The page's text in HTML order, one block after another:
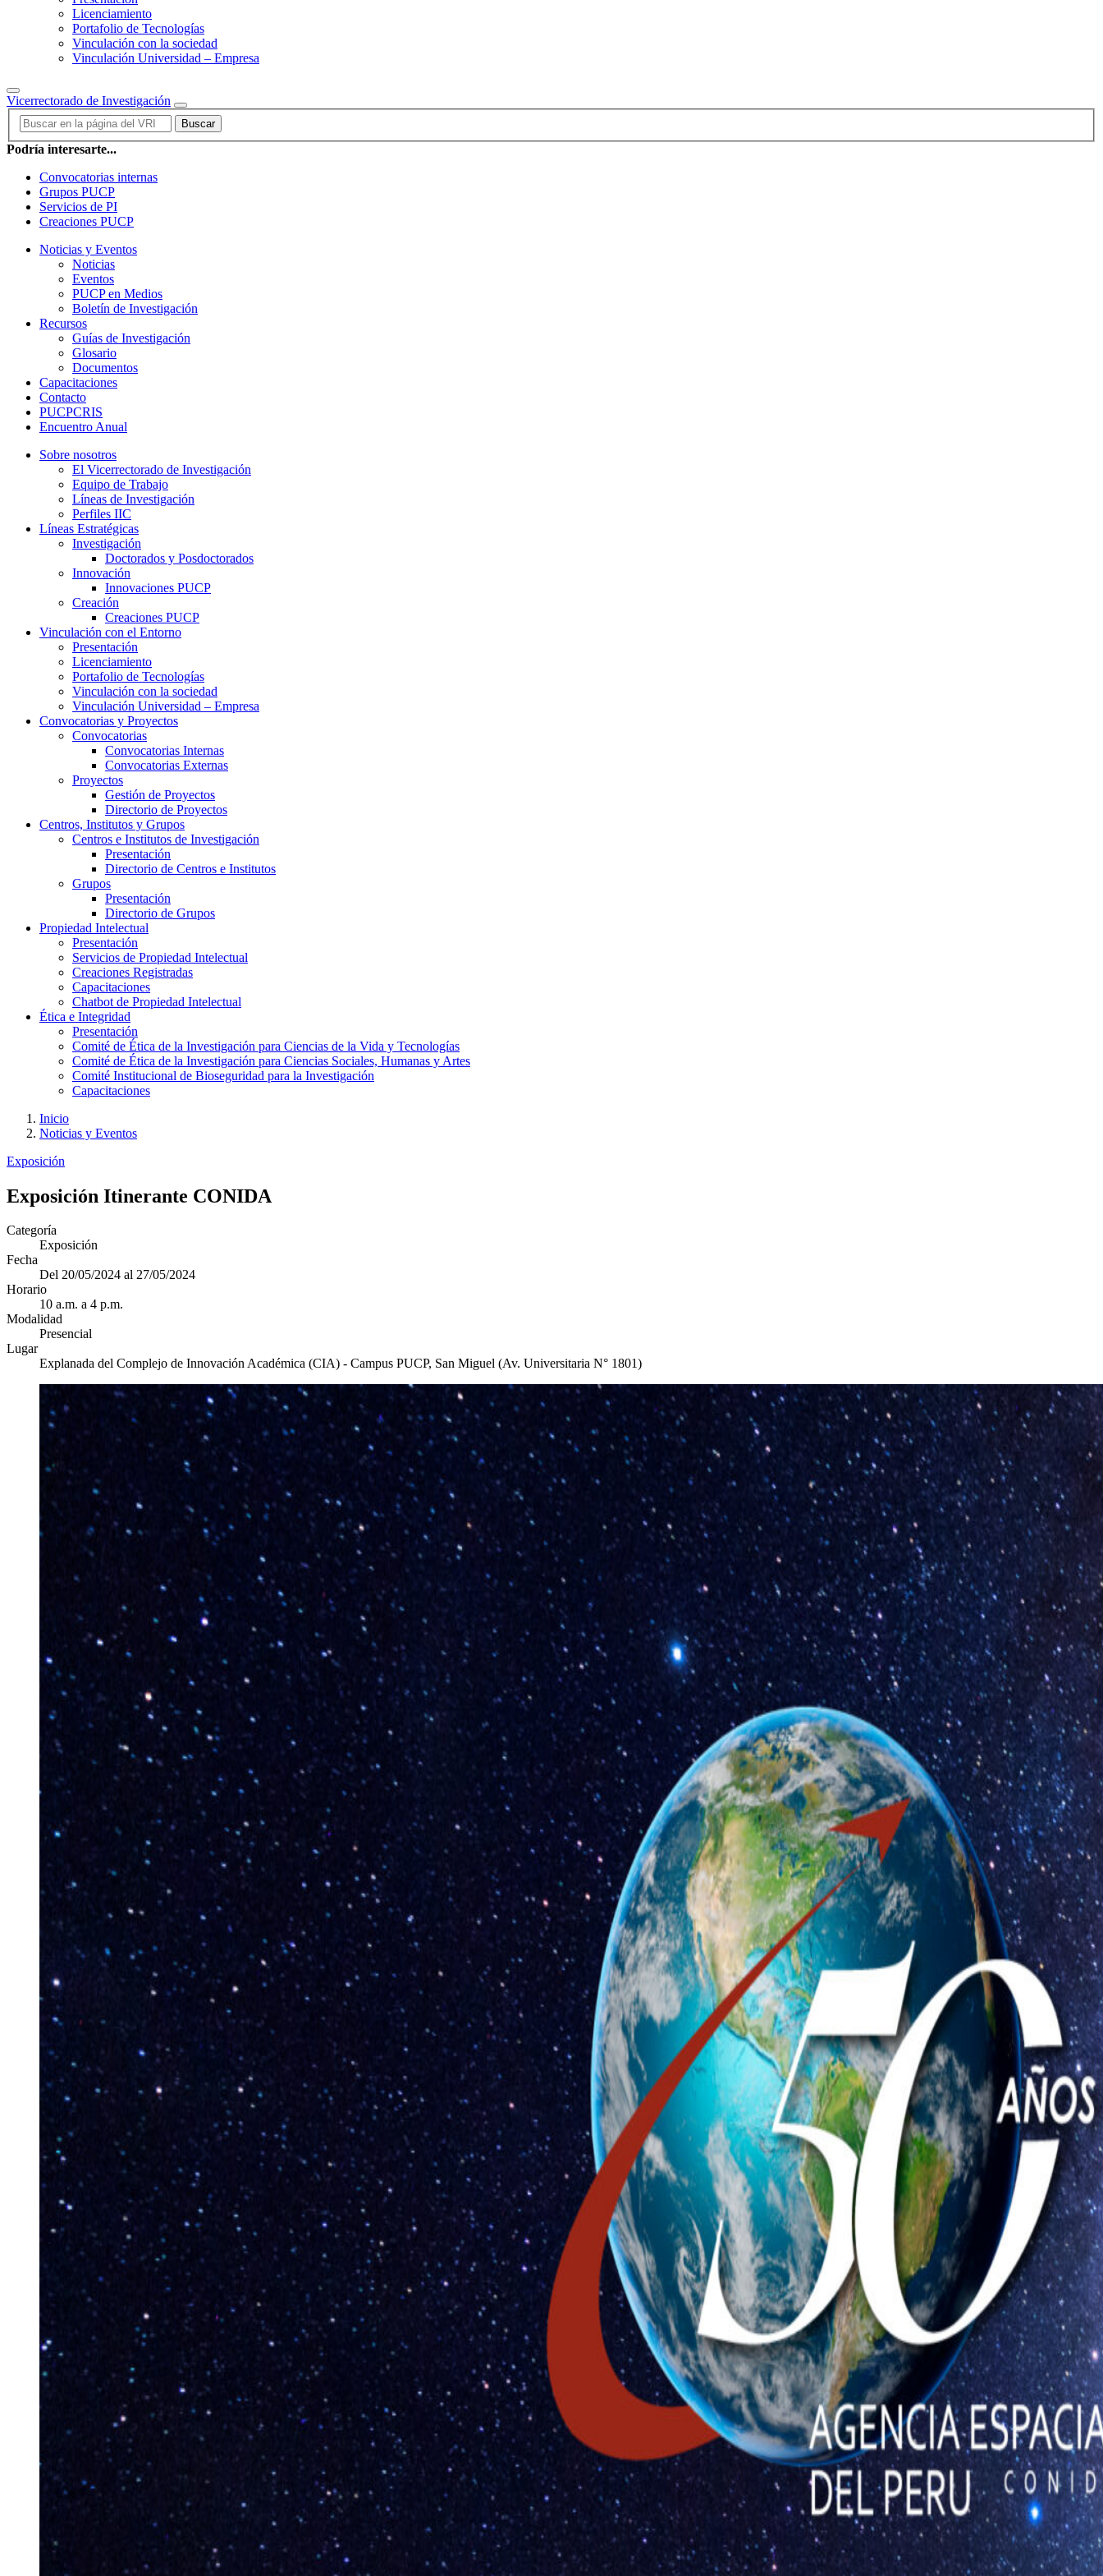
Licenciamiento
Portafolio de Tecnologías
Vinculación con la sociedad
Vinculación Universidad – Empresa
Vicerrectorado de Investigación
Buscar
Podría interesarte...
Convocatorias internas
Grupos PUCP
Servicios de PI
Creaciones PUCP
Noticias y Eventos
Noticias
Eventos
PUCP en Medios
Boletín de Investigación
Recursos
Guías de Investigación
Glosario
Documentos
Capacitaciones
Contacto
PUCPCRIS
Encuentro Anual
Sobre nosotros
El Vicerrectorado de Investigación
Equipo de Trabajo
Líneas de Investigación
Perfiles IIC
Líneas Estratégicas
Investigación
Doctorados y Posdoctorados
Innovación
Innovaciones PUCP
Creación
Creaciones PUCP
Vinculación con el Entorno
Presentación
Licenciamiento
Portafolio de Tecnologías
Vinculación con la sociedad
Vinculación Universidad – Empresa
Convocatorias y Proyectos
Convocatorias
Convocatorias Internas
Convocatorias Externas
Proyectos
Gestión de Proyectos
Directorio de Proyectos
Centros, Institutos y Grupos
Centros e Institutos de Investigación
Presentación
Directorio de Centros e Institutos
Grupos
Presentación
Directorio de Grupos
Propiedad Intelectual
Presentación
Servicios de Propiedad Intelectual
Creaciones Registradas
Capacitaciones
Chatbot de Propiedad Intelectual
Ética e Integridad
Presentación
Comité de Ética de la Investigación para Ciencias de la Vida y Tecnologías
Comité de Ética de la Investigación para Ciencias Sociales, Humanas y Artes
Comité Institucional de Bioseguridad para la Investigación
Capacitaciones
Inicio
Noticias y Eventos
Exposición
Exposición Itinerante CONIDA
Categoría
Exposición
Fecha
Del 20/05/2024 al 27/05/2024
Horario
10 a.m. a 4 p.m.
Modalidad
Presencial
Lugar
Explanada del Complejo de Innovación Académica (CIA) - Campus PUCP, San Miguel (Av. Universitaria N° 1801)